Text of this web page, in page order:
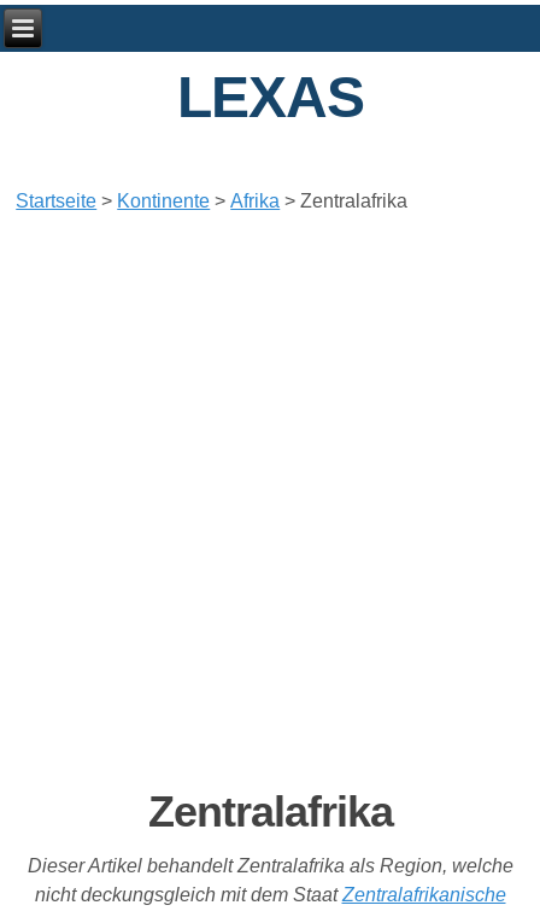
LEXAS
Startseite > Kontinente >Afrika >Zentralafrika
Zentralafrika
Dieser Artikel behandelt Zentralafrika als Region, welche
nicht deckungsgleich mit dem Staat Zentralafrikanische